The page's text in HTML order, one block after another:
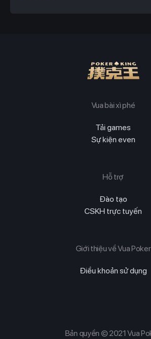
Vua bài xì phé
Tải games
Sự kiện even
Hỗ trợ
Đào tạo
CSKH trực tuyến
Giới thiệu về Vua Poker
Điều khoản sử dụng
Bản quyền © 2021 Vua